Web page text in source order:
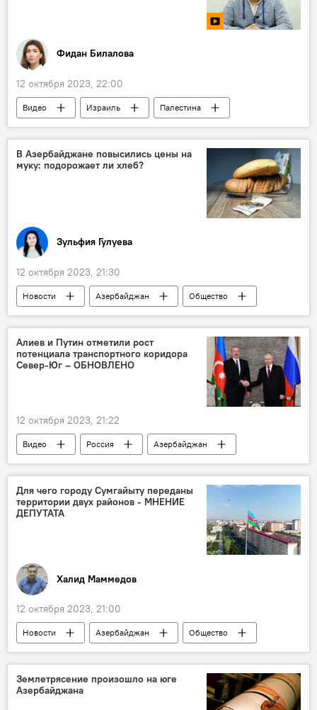
Фидан Билалова
12 октября 2023, 22:00
Видео Израиль
Палестина
Конфликт
ХАМАС политолог
В Азербайджане повысились цены на
муку: подорожает ли хлеб?
Зульфия Гулуева
12 октября 2023, 21:30
Новости Азербайджан
Общество
Цены на хлеб
Мука
пшеница
Подорожание
Алиев и Путин отметили рост
потенциала транспортного коридора
Север-Юг – ОБНОВЛЕНО
12 октября 2023, 21:22
Видео Россия
Азербайджан
Кыргызстан
Бишкек
Ильхам Алиев
Владимир Путин
Встреча
Саммит СНГ
Для чего городу Сумгайыту переданы
территории двух районов - МНЕНИЕ
ДЕПУТАТА
Халид Маммедов
12 октября 2023, 21:00
Новости Азербайджан
Общество
Сумгайыт
Баку Абшерон
Землетрясение произошло на юге
Азербайджана